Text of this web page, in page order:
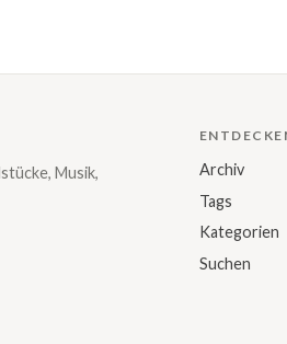
Musik,
Archiv
Tags
Kategorien
Suchen